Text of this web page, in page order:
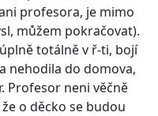
profesora, je mimo
můžem pokračovat).
totálně v ř-ti, bojí
nehodila do domova,
Profesor neni věčně
o děcko se budou